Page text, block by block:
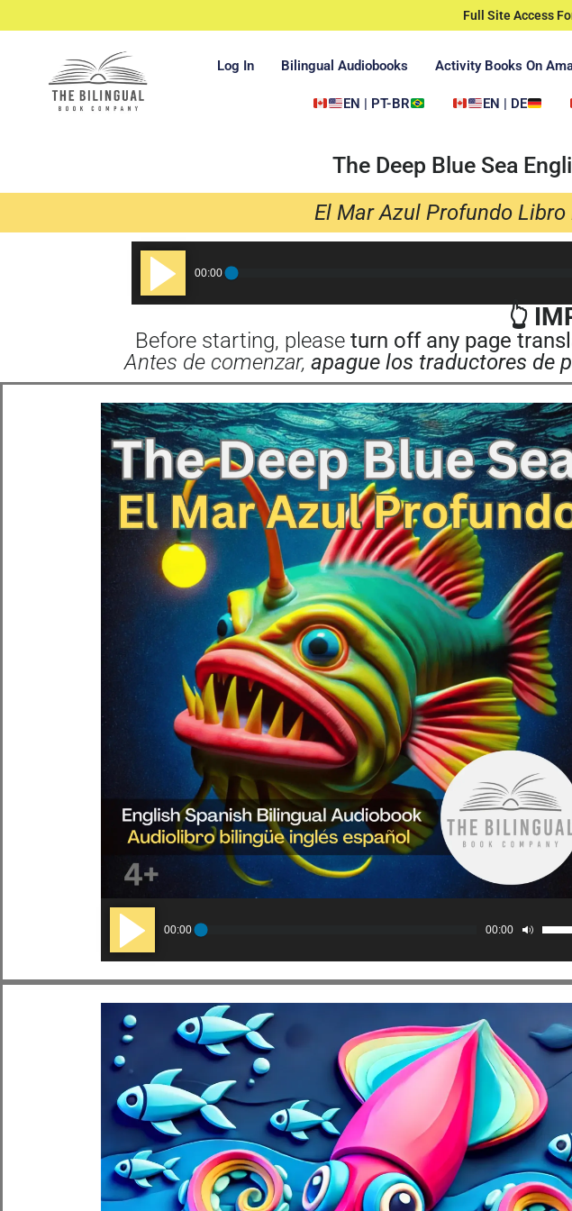
Full Site Access
Log In Bilingual Audiobooks Activity Books On
EN | PT-BR EN | DE
The Deep Blue Sea
El Mar Azul Profundo
Audio
Player
00:00
👆
Before starting, please turn off any page
Antes de comenzar, apague los traductores de
Audio
Player
00:00 00:00
Use
or